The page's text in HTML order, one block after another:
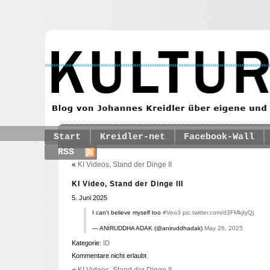
Start Kreidler-net Facebook-Wall
RSS
« KI Videos, Stand der Dinge II
KI Video, Stand der Dinge III
5. Juni 2025
I can't believe myself too #Veo3 pic.twitter.com/d3FMkjIyQj
— ANIRUDDHA ADAK (@aniruddhadak) May 26, 2025
Kategorie: ID
Kommentare nicht erlaubt